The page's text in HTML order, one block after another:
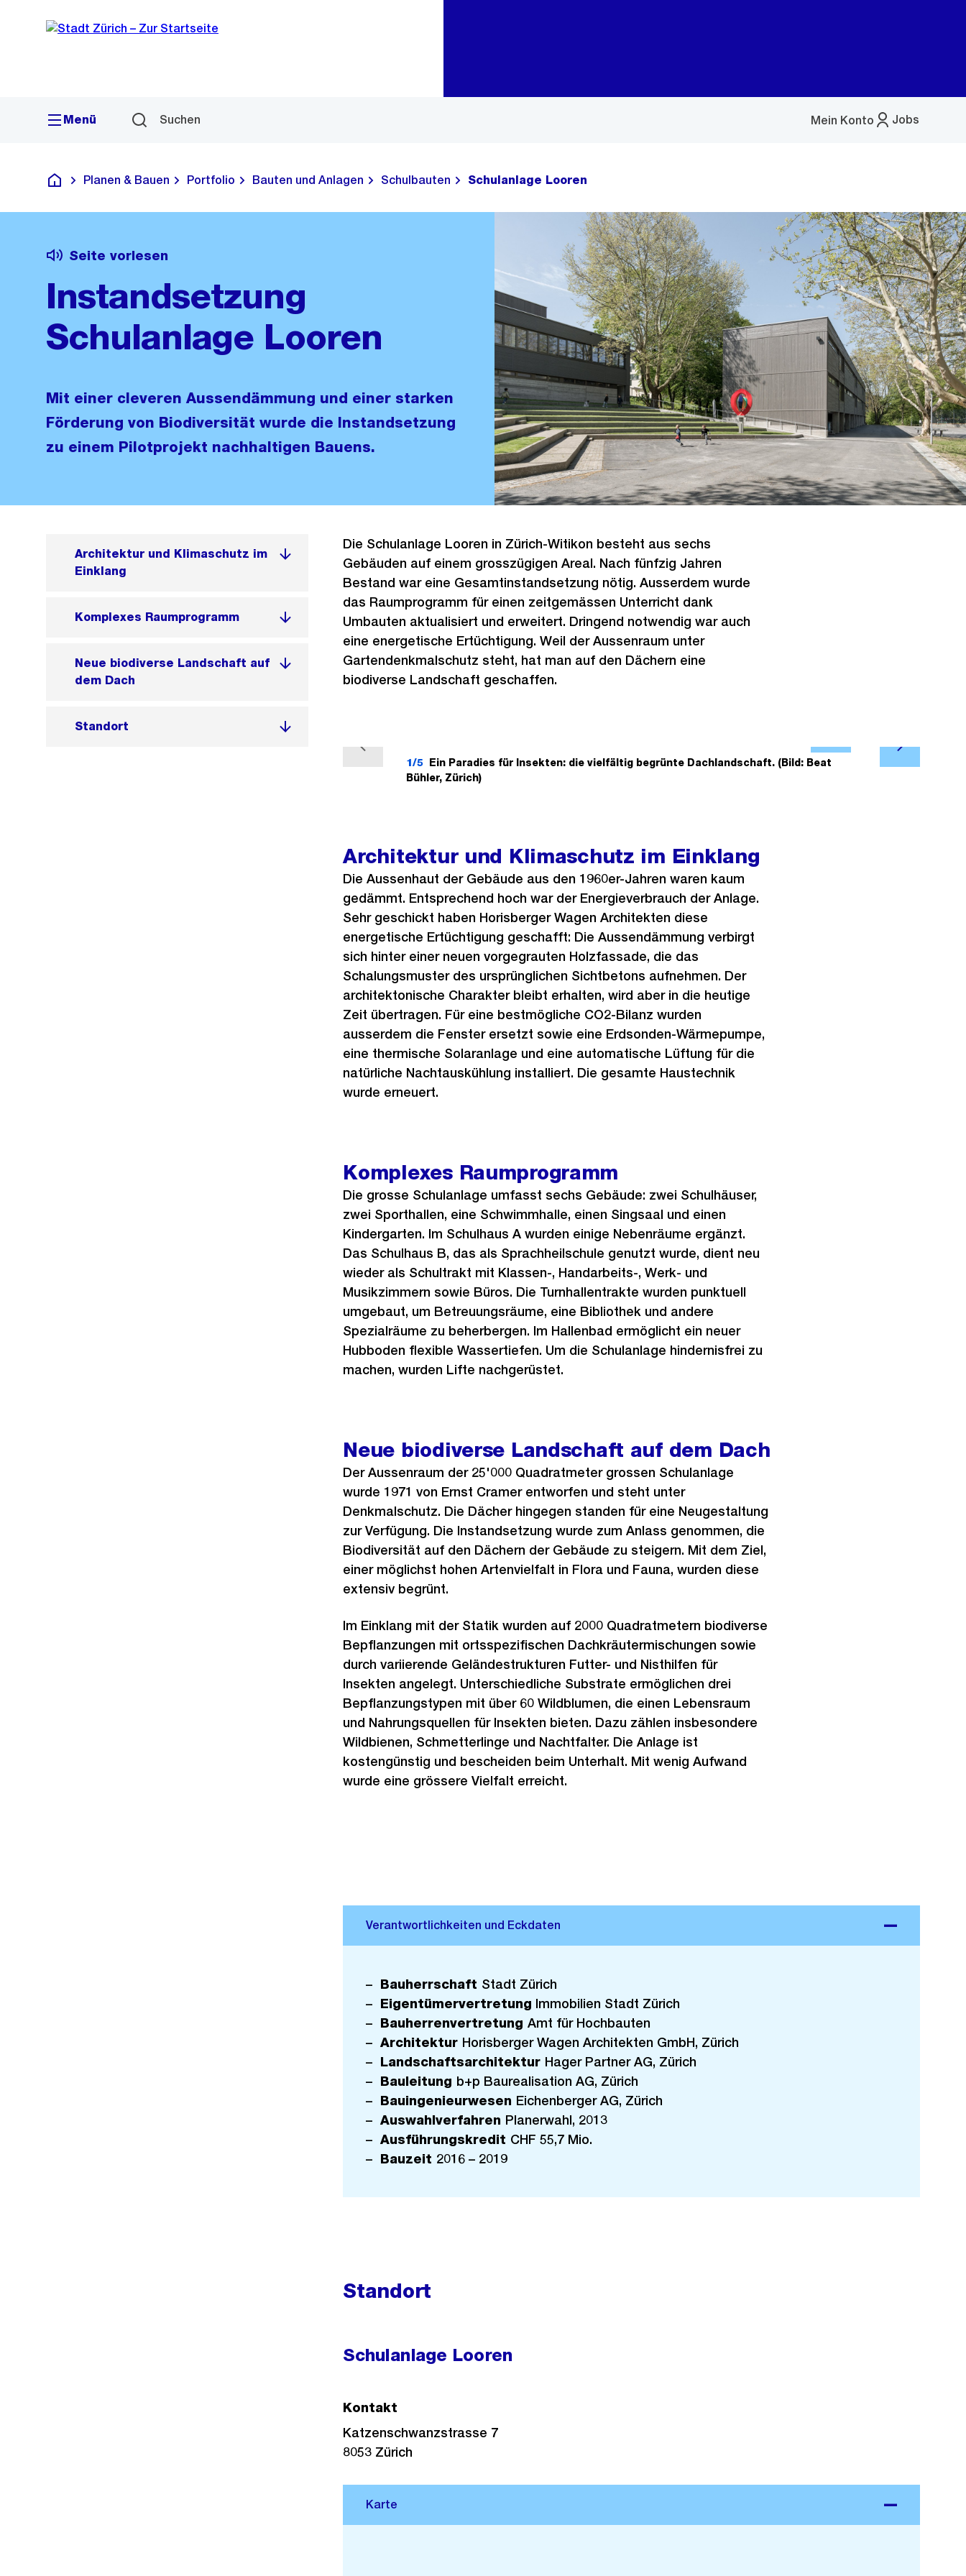
Navigation
Sprunglink
Menü Suchen Jobs
Mein Konto
Menü
Deutsch
Planen & Bauen Portfolio Bauten und Anlagen Schulbauten Schulanlage Looren
Seite vorlesen
Instandsetzung
Schulanlage Looren
Mit einer cleveren Aussendämmung und einer starken
Förderung von Biodiversität wurde die Instandsetzung
zu einem Pilotprojekt nachhaltigen Bauens.
Architektur und Klimaschutz im
Einklang
Komplexes Raumprogramm
Neue biodiverse Landschaft auf
dem Dach
Standort
Die Schulanlage Looren in Zürich-Witikon besteht aus sechs
Gebäuden auf einem grosszügigen Areal. Nach fünfzig Jahren
Bestand war eine Gesamtinstandsetzung nötig. Ausserdem wurde
das Raumprogramm für einen zeitgemässen Unterricht dank
Umbauten aktualisiert und erweitert. Dringend notwendig war auch
eine energetische Ertüchtigung. Weil der Aussenraum unter
Gartendenkmalschutz steht, hat man auf den Dächern eine
biodiverse Landschaft geschaffen.
r
i
g
e
s
1/5
Ein Paradies für Insekten: die vielfältig begrünte Dachlandschaft. (Bild: Beat
Bühler, Zürich)
Architektur und Klimaschutz im Einklang
Die Aussenhaut der Gebäude aus den 1960er-Jahren waren kaum
gedämmt. Entsprechend hoch war der Energieverbrauch der Anlage.
Sehr geschickt haben Horisberger Wagen Architekten diese
energetische Ertüchtigung geschafft: Die Aussendämmung verbirgt
sich hinter einer neuen vorgegrauten Holzfassade, die das
Schalungsmuster des ursprünglichen Sichtbetons aufnehmen. Der
architektonische Charakter bleibt erhalten, wird aber in die heutige
Zeit übertragen. Für eine bestmögliche CO2-Bilanz wurden
ausserdem die Fenster ersetzt sowie eine Erdsonden-Wärmepumpe,
eine thermische Solaranlage und eine automatische Lüftung für die
natürliche Nachtauskühlung installiert. Die gesamte Haustechnik
wurde erneuert.
Komplexes Raumprogramm
Die grosse Schulanlage umfasst sechs Gebäude: zwei Schulhäuser,
zwei Sporthallen, eine Schwimmhalle, einen Singsaal und einen
Kindergarten. Im Schulhaus A wurden einige Nebenräume ergänzt.
Das Schulhaus B, das als Sprachheilschule genutzt wurde, dient neu
wieder als Schultrakt mit Klassen-, Handarbeits-, Werk- und
Musikzimmern sowie Büros. Die Turnhallentrakte wurden punktuell
umgebaut, um Betreuungsräume, eine Bibliothek und andere
Spezialräume zu beherbergen. Im Hallenbad ermöglicht ein neuer
Hubboden flexible Wassertiefen. Um die Schulanlage hindernisfrei zu
machen, wurden Lifte nachgerüstet.
Neue biodiverse Landschaft auf dem Dach
Der Aussenraum der 25'000 Quadratmeter grossen Schulanlage
wurde 1971 von Ernst Cramer entworfen und steht unter
Denkmalschutz. Die Dächer hingegen standen für eine Neugestaltung
zur Verfügung. Die Instandsetzung wurde zum Anlass genommen, die
Biodiversität auf den Dächern der Gebäude zu steigern. Mit dem Ziel,
einer möglichst hohen Artenvielfalt in Flora und Fauna, wurden diese
extensiv begrünt.
Im Einklang mit der Statik wurden auf 2000 Quadratmetern biodiverse
Bepflanzungen mit ortsspezifischen Dachkräutermischungen sowie
durch variierende Geländestrukturen Futter- und Nisthilfen für
Insekten angelegt. Unterschiedliche Substrate ermöglichen drei
Bepflanzungstypen mit über 60 Wildblumen, die einen Lebensraum
und Nahrungsquellen für Insekten bieten. Dazu zählen insbesondere
Wildbienen, Schmetterlinge und Nachtfalter. Die Anlage ist
kostengünstig und bescheiden beim Unterhalt. Mit wenig Aufwand
wurde eine grössere Vielfalt erreicht.
Bauherrschaft Stadt Zürich
Eigentümervertretung Immobilien Stadt Zürich
BauherrenvertretungAmt für Hochbauten
Architektur Horisberger Wagen Architekten GmbH, Zürich
Landschaftsarchitektur Hager Partner AG, Zürich
Bauleitung b+p Baurealisation AG, Zürich
Bauingenieurwesen Eichenberger AG, Zürich
Auswahlverfahren Planerwahl, 2013
Ausführungskredit CHF 55,7 Mio.
Bauzeit 2016 – 2019
Standort
Schulanlage Looren
Kontakt
Katzenschwanzstrasse 7
8053 Zürich